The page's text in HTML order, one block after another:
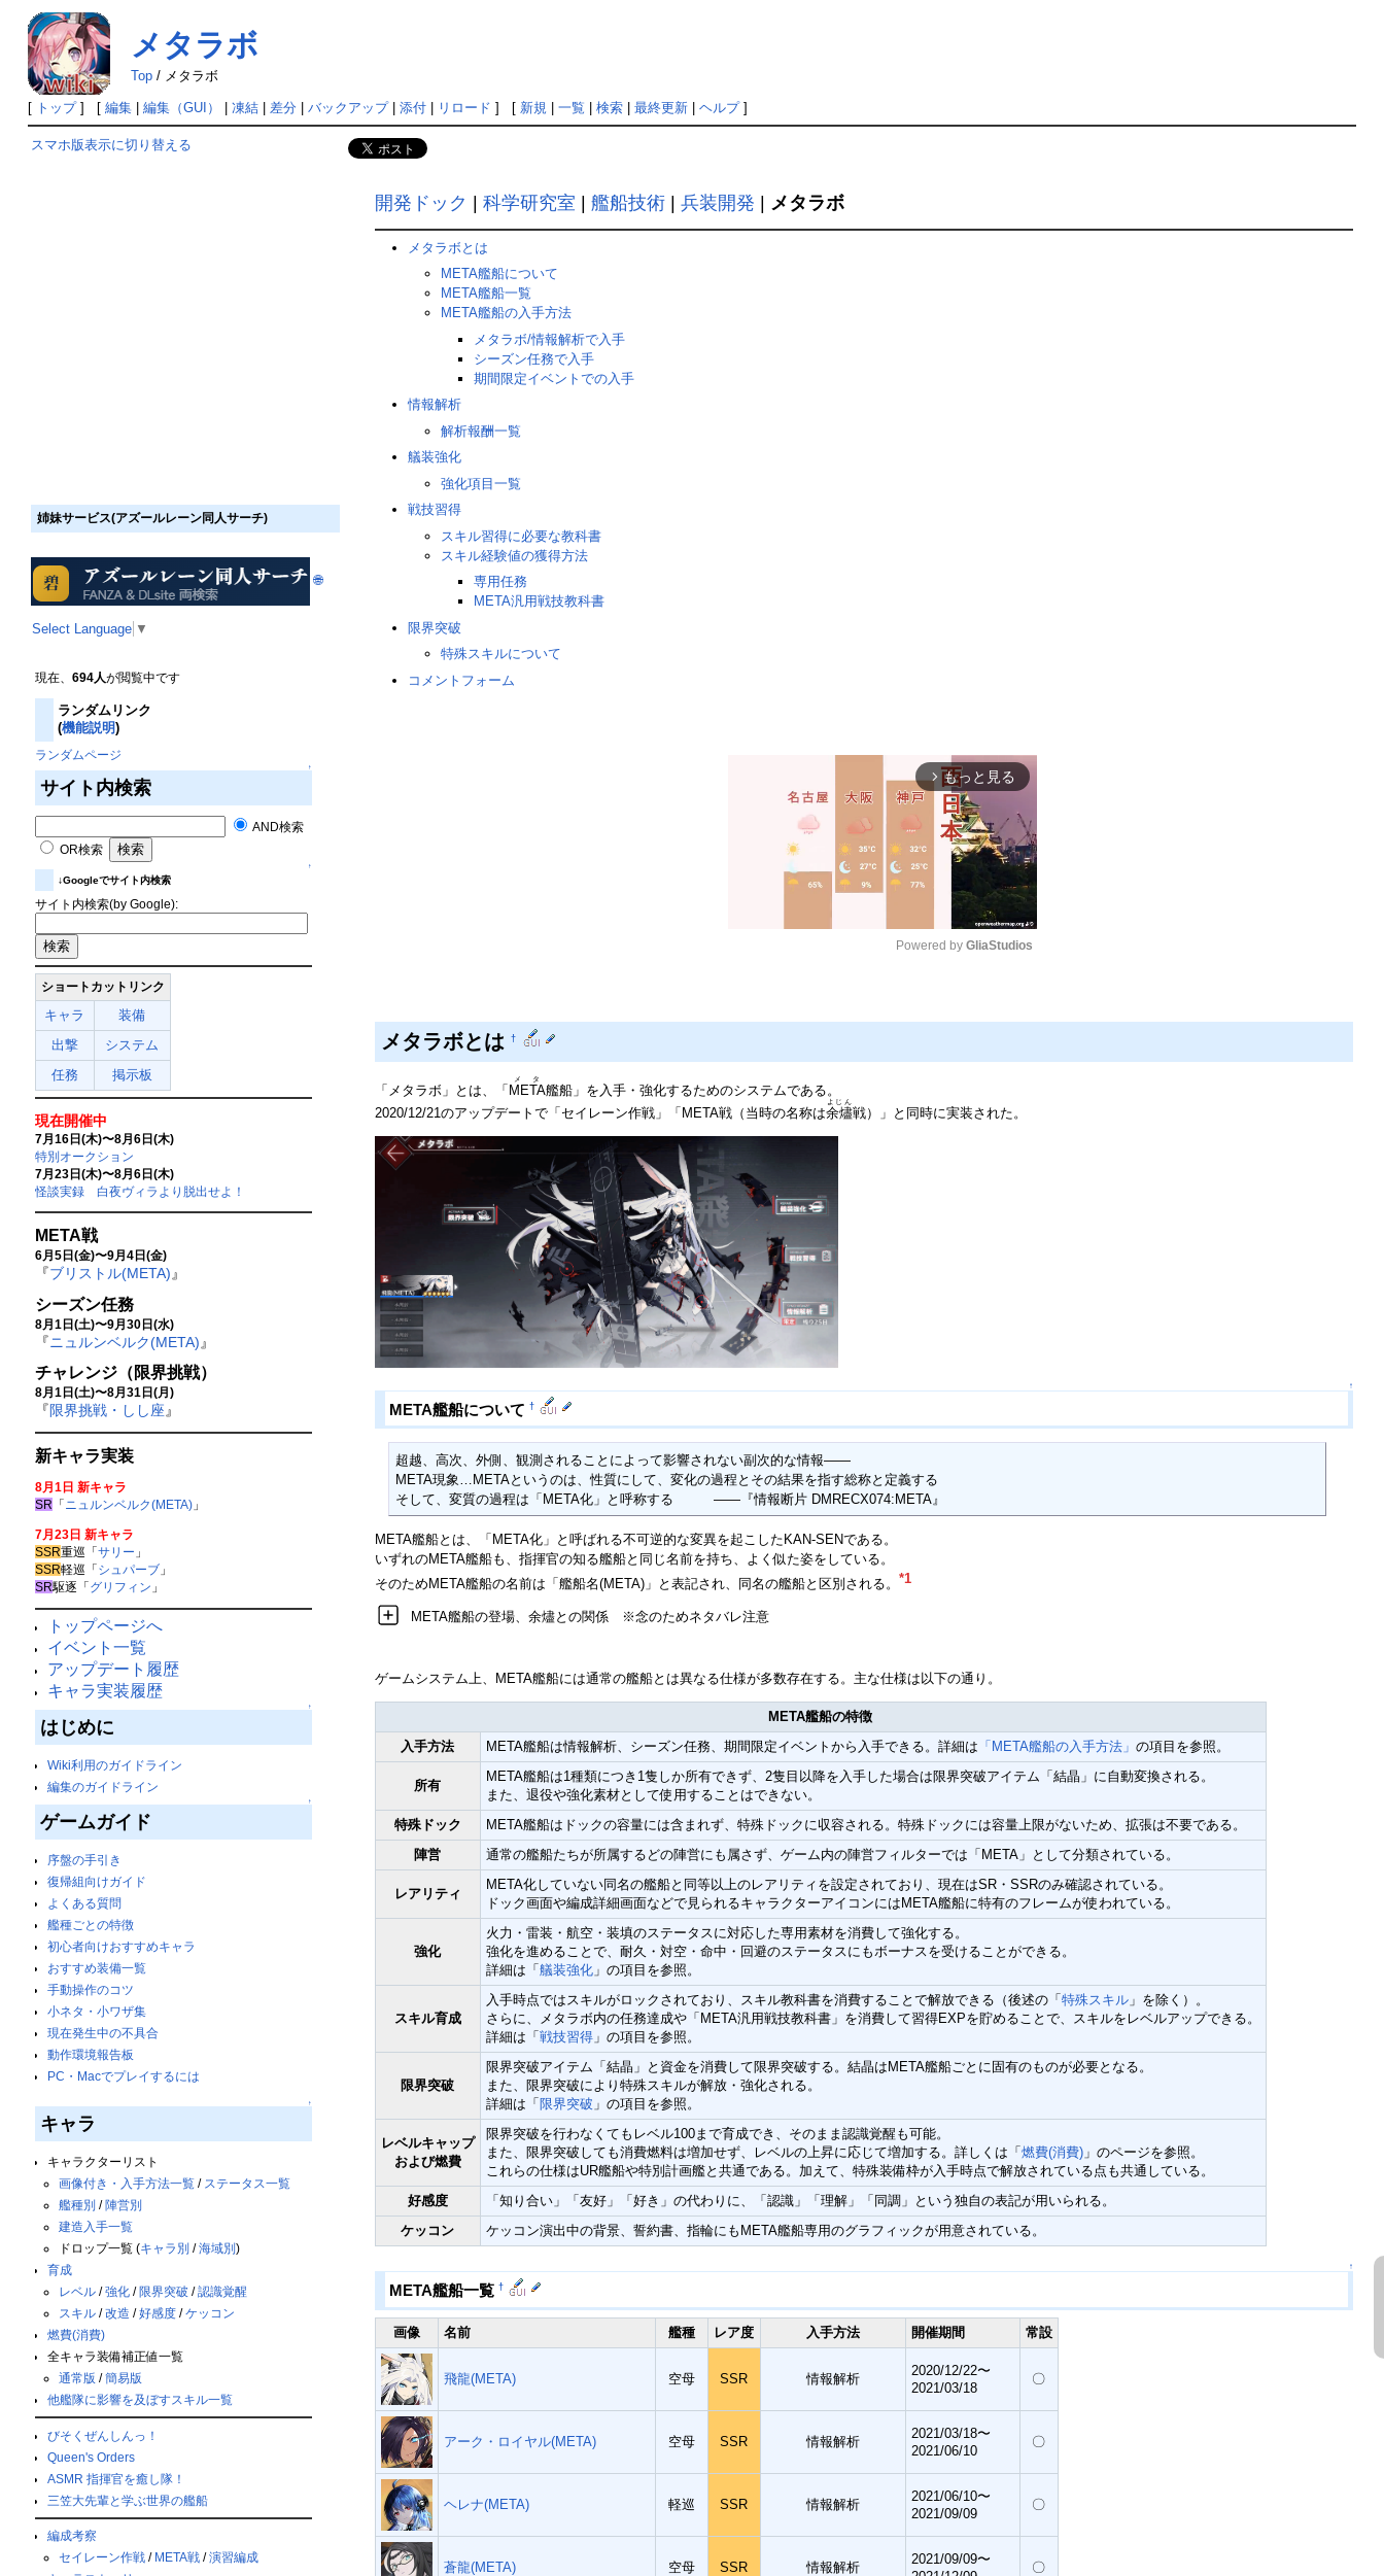
メタラボ
Top/ メタラボ
[ トップ] [ 編集| 編集（GUI） 凍結| 差分| バックアップ| 添付| リロード ] [ 新規| 一覧 検索| 最終更新| ヘルプ]
スマホ版表示に切り替える
姉妹サービス(アズールレーン同人サーチ)
🌐
Select Language ▼
現在、 694人が閲覧中です
ランダムリンク
(機能説明)
ランダムページ
↑
サイト内検索
AND検索
OR検索
↑
↓Googleでサイト内検索
サイト内検索(by Google):
ショートカットリンク
キャラ
装備
出撃
システム
任務
掲示板
現在開催中
7月16日(木)〜8月6日(木)
特別オークション
7月23日(木)〜8月6日(木)
怪談実録 白夜ヴィラより脱出せよ！
META戦
6月5日(金)〜9月4日(金)
『ブリストル(META) 』
シーズン任務
8月1日(土)〜9月30日(水)
『ニュルンベルク(META) 』
チャレンジ（限界挑戦）
8月1日(土)〜8月31日(月)
『限界挑戦・しし座』
新キャラ実装
8月1日 新キャラ
SR 「 ニュルンベルク(META)」
7月23日 新キャラ
SSR重巡「 サリー 」
SSR軽巡「 シュパーブ」
SR駆逐「 グリフィン 」
トップページへ
イベント一覧
アップデート履歴
キャラ実装履歴
↑
はじめに
Wiki利用のガイドライン
編集のガイドライン
↑
ゲームガイド
序盤の手引き
復帰組向けガイド
よくある質問
艦種ごとの特徴
初心者向けおすすめキャラ
おすすめ装備一覧
手動操作のコツ
小ネタ・小ワザ集
現在発生中の不具合
動作環境報告板
PC・Macでプレイするには
↑
キャラ
キャラクターリスト
画像付き・入手方法一覧 / ステータス一覧
艦種別 / 陣営別
建造入手一覧
ドロップ一覧 (キャラ別 /海域別)
育成
レベル /強化 / 限界突破 /認識覚醒
スキル /改造 /好感度 /ケッコン
燃費(消費)
全キャラ装備補正値一覧
通常版 /簡易版
他艦隊に影響を及ぼすスキル一覧
びそくぜんしんっ！
Queen's Orders
ASMR 指揮官を癒し隊！
三笠大先輩と学ぶ世界の艦船
編成考察
セイレーン作戦 / META戦 /演習編成
開発ドック 科学研究室 艦船技術| 兵装開発 メタラボ
メタラボとは
META艦船について
META艦船一覧
META艦船の入手方法
メタラボ/情報解析で入手
シーズン任務で入手
期間限定イベントでの入手
情報解析
解析報酬一覧
艤装強化
強化項目一覧
戦技習得
スキル習得に必要な教科書
スキル経験値の獲得方法
専用任務
META汎用戦技教科書
限界突破
特殊スキルについて
コメントフォーム
arrow_forward_ios もっと見る
Powered by GliaStudios
メタラボとは †
「メタラボ」とは、「META
メタ
艦船」を入手・強化するためのシステムである。
2020/12/21のアップデートで「セイレーン作戦」「META戦（当時の名称は余燼
よじん
戦）」と同時に実装された。
↑
META艦船について†
超越、高次、外側、観測されることによって影響されない副次的な情報――
META現象…METAというのは、性質にして、変化の過程とその結果を指す総称と定義する
そして、変質の過程は「META化」と呼称する　　　――『情報断片 DMRECX074:META』
META艦船とは、「META化」と呼ばれる不可逆的な変異を起こしたKAN-SENである。
いずれのMETA艦船も、指揮官の知る艦船と同じ名前を持ち、よく似た姿をしている。
そのためMETA艦船の名前は「艦船名(META)」と表記され、同名の艦船と区別される。 *1
META艦船の登場、余燼との関係 ※念のためネタバレ注意
ゲームシステム上、META艦船には通常の艦船とは異なる仕様が多数存在する。主な仕様は以下の通り。
META艦船の特徴
入手方法
META艦船は情報解析、シーズン任務、期間限定イベントから入手できる。詳細は 「META艦船の入手方法」 の項目を参照。
所有
META艦船は1種類につき1隻しか所有できず、2隻目以降を入手した場合は限界突破アイテム「結晶」に自動変換される。
また、退役や強化素材として使用することはできない。
特殊ドック
META艦船はドックの容量には含まれず、特殊ドックに収容される。特殊ドックには容量上限がないため、拡張は不要である。
陣営
通常の艦船たちが所属するどの陣営にも属さず、ゲーム内の陣営フィルターでは「META」として分類されている。
レアリティ
META化していない同名の艦船と同等以上のレアリティを設定されており、現在はSR・SSRのみ確認されている。
ドック画面や編成詳細画面などで見られるキャラクターアイコンにはMETA艦船に特有のフレームが使われている。
強化
火力・雷装・航空・装填のステータスに対応した専用素材を消費して強化する。
強化を進めることで、耐久・対空・命中・回避のステータスにもボーナスを受けることができる。
詳細は「 艤装強化」の項目を参照。
スキル育成
入手時点ではスキルがロックされており、スキル教科書を消費することで解放できる（後述の「 特殊スキル」を除く）。
さらに、メタラボ内の任務達成や「META汎用戦技教科書」を消費して習得EXPを貯めることで、スキルをレベルアップできる。
詳細は「 戦技習得」の項目を参照。
限界突破
限界突破アイテム「結晶」と資金を消費して限界突破する。結晶はMETA艦船ごとに固有のものが必要となる。
また、限界突破により特殊スキルが解放・強化される。
詳細は「 限界突破 」の項目を参照。
レベルキャップ
および燃費
限界突破を行わなくてもレベル100まで育成でき、そのまま認識覚醒も可能。
また、限界突破しても消費燃料は増加せず、レベルの上昇に応じて増加する。詳しくは「 燃費(消費)」のページを参照。
これらの仕様はUR艦船や特別計画艦と共通である。加えて、特殊装備枠が入手時点で解放されている点も共通している。
好感度
「知り合い」「友好」「好き」の代わりに、「認識」「理解」「同調」という独自の表記が用いられる。
ケッコン
ケッコン演出中の背景、誓約書、指輪にもMETA艦船専用のグラフィックが用意されている。
↑
META艦船一覧†
画像 名前 艦種 レア度 入手方法 開催期間 常設
飛龍(META) 空母 SSR 情報解析
2020/12/22〜
2021/03/18
〇
アーク・ロイヤル(META) 空母 SSR 情報解析
2021/03/18〜
2021/06/10
〇
ヘレナ(META) 軽巡 SSR 情報解析
2021/06/10〜
2021/09/09
〇
蒼龍(META) 空母 SSR 情報解析
2021/09/09〜
〇